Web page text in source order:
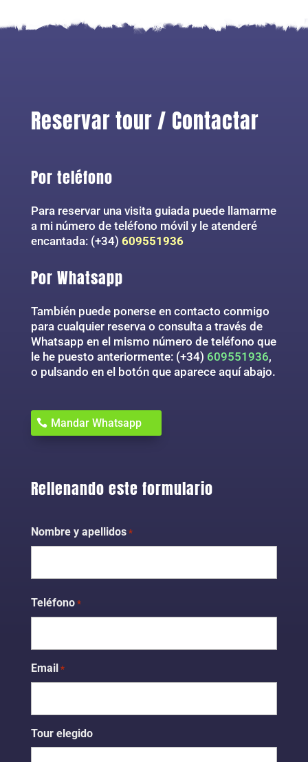
Reservar tour / Contactar
Por teléfono
Para reservar una visita guiada puede llamarme
a mi número de teléfono móvil y le atenderé
encantada: (+34) 609551936
Por Whatsapp
También puede ponerse en contacto conmigo
para cualquier reserva o consulta a través de
Whatsapp en el mismo número de teléfono que
le he puesto anteriormente: (+34) 609551936,
o pulsando en el botón que aparece aquí abajo.
Mandar Whatsapp
Rellenando este formulario
Nombre y apellidos *
Teléfono *
Email *
Tour elegido